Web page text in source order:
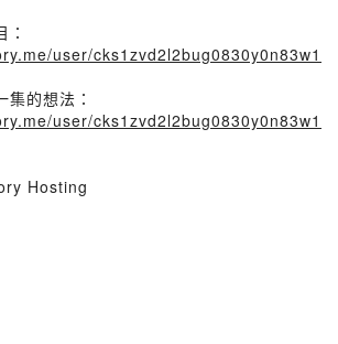
user/cks1zvd2l2bug0830y0n83w1
集的想法：
user/cks1zvd2l2bug0830y0n83w1
Hosting